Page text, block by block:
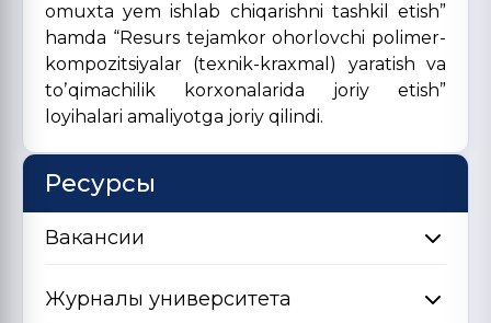
omuxta yem ishlab chiqarishni tashkil etish”
hamda “Resurs tejamkor ohorlovchi polimer-
kompozitsiyalar (texnik-kraxmal) yaratish va
toʼqimachilik korxonalarida joriy etish”
loyihalari amaliyotga joriy qilindi.
Ресурсы
Вакансии
Журналы университета